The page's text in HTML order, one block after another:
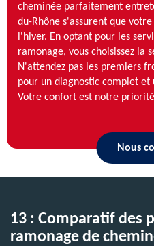
cheminée parfaitement
du-Rhône s'assurent que
l'hiver. En optant pour les
ramonage, vous choisissez la
N'attendez pas les premiers
pour un diagnostic complet
Votre confort est notre
Nous
13 : Comparatif des
ramonage de